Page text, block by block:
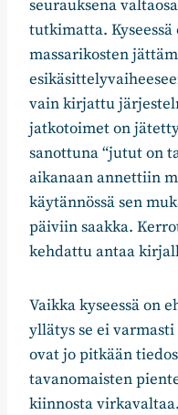
seurauksena
tutkimatta. Kyseessä
massarikosten
vain kirjattu
jatkotoimet on
sanottuna “jutut on
aikanaan annettiin
käytännössä sen
päiviin saakka.
kehdattu antaa
Vaikka kyseessä on
yllätys se ei
ovat jo pitkään
tavanomaisten
kiinnosta